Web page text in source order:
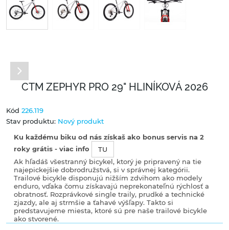
CTM ZEPHYR PRO 29" HLINÍKOVÁ 2026
Kód 226.119
Stav produktu: Nový produkt
Ku každému biku od nás získaš ako bonus servis na 2
roky grátis - viac info
TU
Ak hľadáš všestranný bicykel, ktorý je pripravený na tie
najepickejšie dobrodružstvá, si v správnej kategórii.
Trailové bicykle disponujú nižším zdvihom ako modely
enduro, vďaka čomu získavajú neprekonateľnú rýchlosť a
obratnosť. Rozprávkové single traily, prudké a technické
zjazdy, ale aj strmšie a ťahavé výšľapy. Takto si
predstavujeme miesta, ktoré sú pre naše trailové bicykle
ako stvorené.